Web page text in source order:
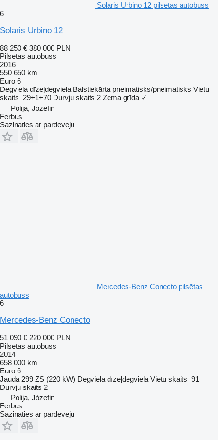
Solaris Urbino 12 pilsētas autobuss
6
Solaris Urbino 12
88 250 € 380 000 PLN
Pilsētas autobuss
2016
550 650 km
Euro 6
Degviela dīzeļdegviela Balstiekārta pneimatisks/pneimatisks Vietu
skaits 29+1+70 Durvju skaits 2 Zema grīda ✓
Polija, Józefin
Ferbus
Sazināties ar pārdevēju
Mercedes-Benz Conecto pilsētas
autobuss
6
Mercedes-Benz Conecto
51 090 € 220 000 PLN
Pilsētas autobuss
2014
658 000 km
Euro 6
Jauda 299 ZS (220 kW) Degviela dīzeļdegviela Vietu skaits 91
Durvju skaits 2
Polija, Józefin
Ferbus
Sazināties ar pārdevēju